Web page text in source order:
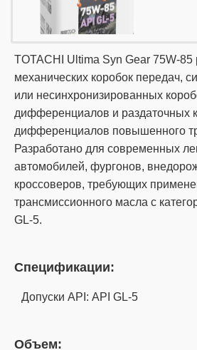
TOTACHI Ultima Syn Gear 75W-85
механических коробок передач,
или несинхронизированных
дифференциалов и раздаточных
дифференциалов повышенного
Разработано для современных
автомобилей, фургонов,
кроссоверов, требующих
трансмиссионного масла с
GL-5.
Спецификации:
Допуски API: API GL-5
Объем: